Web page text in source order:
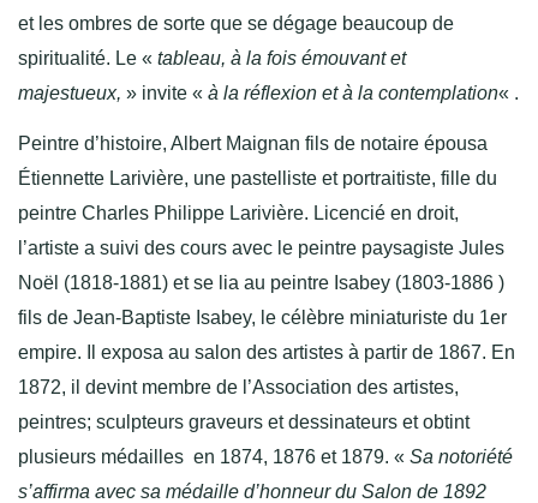
et les ombres de sorte que se dégage beaucoup de
spiritualité. Le « tableau, à la fois émouvant et
majestueux, » invite « à la réflexion et à la contemplation« .
Peintre d’histoire, Albert Maignan fils de notaire épousa
Étiennette Larivière, une pastelliste et portraitiste, fille du
peintre Charles Philippe Larivière. Licencié en droit,
l’artiste a suivi des cours avec le peintre paysagiste Jules
Noël (1818-1881) et se lia au peintre Isabey (1803-1886 )
fils de Jean-Baptiste Isabey, le célèbre miniaturiste du 1er
empire. Il exposa au salon des artistes à partir de 1867. En
1872, il devint membre de l’Association des artistes,
peintres; sculpteurs graveurs et dessinateurs et obtint
plusieurs médailles en 1874, 1876 et 1879. « Sa notoriété
s’affirma avec sa médaille d’honneur du Salon de 1892